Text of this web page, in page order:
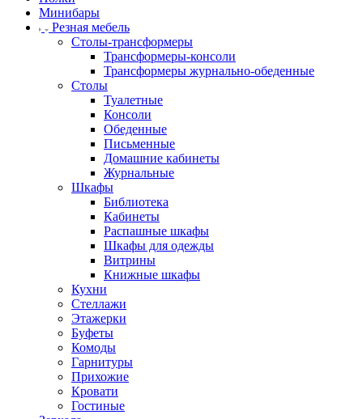
Минибары
Резная мебель
Столы-трансформеры
Трансформеры-консоли
Трансформеры журнально-обеденные
Столы
Туалетные
Консоли
Обеденные
Письменные
Домашние кабинеты
Журнальные
Шкафы
Библиотека
Кабинеты
Распашные шкафы
Шкафы для одежды
Витрины
Книжные шкафы
Кухни
Стеллажи
Этажерки
Буфеты
Комоды
Гарнитуры
Прихожие
Кровати
Гостиные